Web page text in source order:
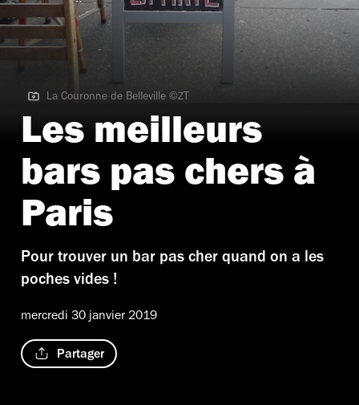
La Couronne de Belleville ©ZT
La Couronne de Belleville ©ZT
Les meilleurs
bars pas chers à
Paris
Pour trouver un bar pas cher quand on a les
poches vides !
mercredi 30 janvier 2019
Partager